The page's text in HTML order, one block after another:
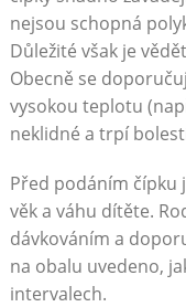
nejsou schopná
Důležité však je
Obecně se
vysokou teplotu
neklidné a trpí
Před podáním čípku
věk a váhu dítěte.
dávkováním a
na obalu uvedeno,
intervalech.